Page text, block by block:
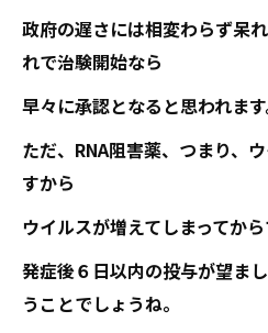
政府の遅さには相変わらず呆
れで治験開始なら
早々に承認となると思われます
ただ、RNA阻害薬、つまり、
すから
ウイルスが増えてしまってか
発症後６日以内の投与が望ま
うことでしょうね。